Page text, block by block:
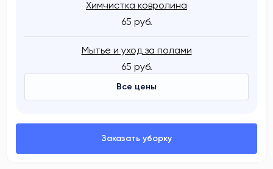
Химчистка ковролина
65 руб.
Мытье и уход за полами
65 руб.
Все цены